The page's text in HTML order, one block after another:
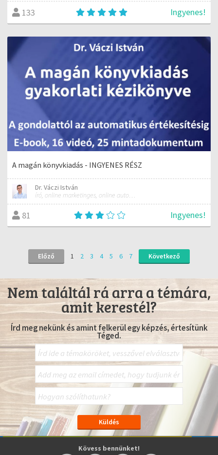
133 Ingyenes!
A magán könyvkiadás - INGYENES RÉSZ
Dr. Váczi István
író, online marketinges, online automatizálási szakember
81 Ingyenes!
Előző 1 2 3 4 5 6 7 Következő
Nem találtál rá arra a témára,
amit kerestél?
Írd meg nekünk és amint felkerül egy képzés, értesítünk
Téged.
Kövess bennünket!